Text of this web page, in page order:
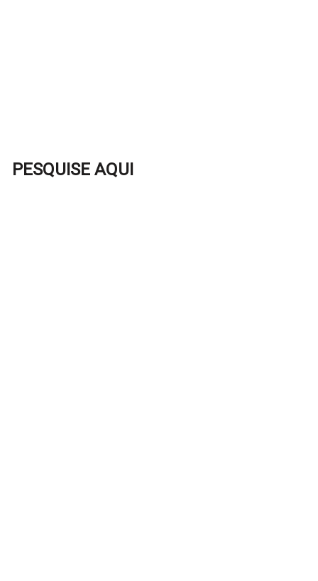
PESQUISE AQUI